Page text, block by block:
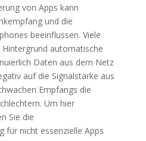
von Apps kann
und die
beeinflussen. Viele
automatische
Daten aus dem Netz
auf die Signalstärke aus
Empfangs die
Um hier
Sie die
für nicht essenzielle Apps